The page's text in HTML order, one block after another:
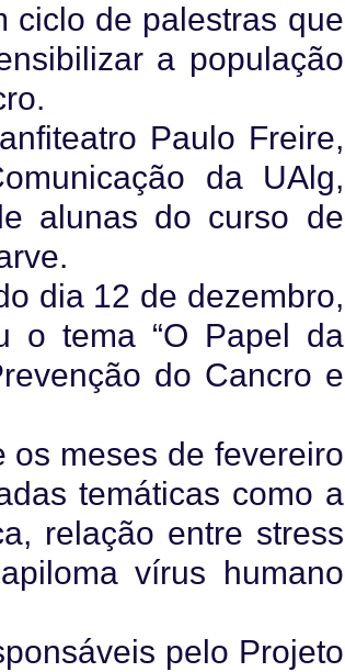
ciclo de palestras que
a população
Paulo Freire,
da UAlg,
alunas do curso de
dia 12 de dezembro,
o tema “O Papel da
do Cancro e
os meses de fevereiro
temáticas como a
relação entre stress
vírus humano
pelo Projeto